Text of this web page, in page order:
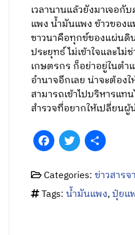
เวลานานแล้วยังมาเจอกั
แพง น้ำมันแพง ข้าวของ
ชาวนาคือทุกข์ของแผ่นดิ
ประยุทธ์ ไม่เข้าใจและไม่
เกษตรกร ก็อย่าอยู่ในตำ
อำนาจอีกเลย น่าจะต้อง
สามารถเข้าไปบริหารแท
สำรวจที่อยากให้เปลี่ยนผู้
FacebookTwitter
Categories:ข่าวสาร
Tags:น้ำมันแพง,ปุ๋ยแ